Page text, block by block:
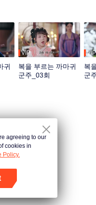
서 복덩이 군주로 거듭나며 아
귀
VIP
복을 부르는 까마귀
군주_03회
VIP
복
군
agreeing to our
cookies in
Policy.